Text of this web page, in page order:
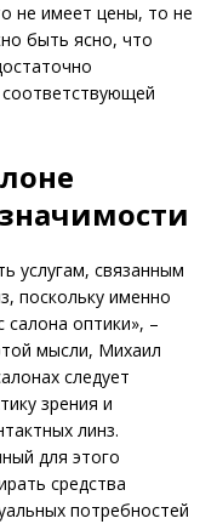
не имеет цены, то не
быть ясно, что
услугам, связанным
поскольку именно
оптики», –
мысли, Михаил
следует
зрения и
линз.
для этого
средства
потребностей